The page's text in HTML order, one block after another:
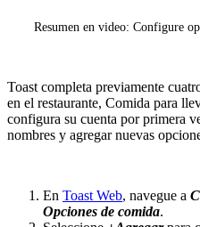
Resumen en video: Configure
Toast completa previamente
en el restaurante, Comida para
configura su cuenta por primera
nombres y agregar nuevas
En Toast Web, navegue a
Opciones de comida.